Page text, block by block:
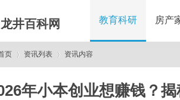
龙井百科网 教育科研 房产
页 资讯列表 资讯内容
年小本创业想赚钱？